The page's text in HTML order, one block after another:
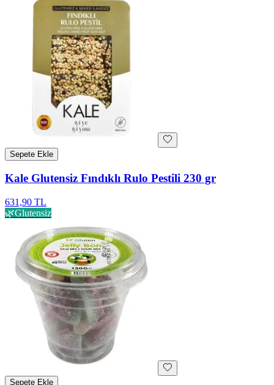
Sepete Ekle
Kale Glutensiz Fındıklı Rulo Pestili 230 gr
631,90 TL
🌿Glutensiz
Sepete Ekle